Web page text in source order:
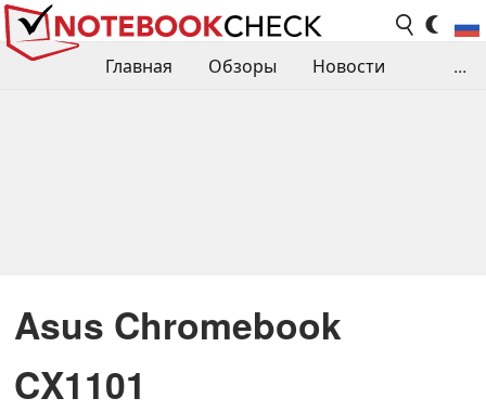
Главная Обзоры
Новости
...
Asus Chromebook
CX1101